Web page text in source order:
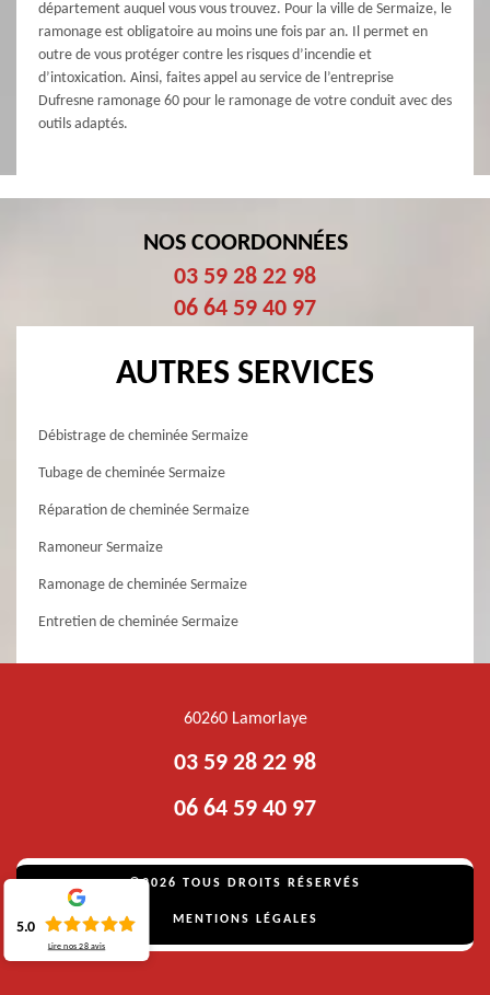
département auquel vous vous trouvez. Pour la ville de Sermaize, le
ramonage est obligatoire au moins une fois par an. Il permet en
outre de vous protéger contre les risques d’incendie et
d’intoxication. Ainsi, faites appel au service de l’entreprise
Dufresne ramonage 60 pour le ramonage de votre conduit avec des
outils adaptés.
NOS COORDONNÉES
03 59 28 22 98
06 64 59 40 97
AUTRES SERVICES
Débistrage de cheminée Sermaize
Tubage de cheminée Sermaize
Réparation de cheminée Sermaize
Ramoneur Sermaize
Ramonage de cheminée Sermaize
Entretien de cheminée Sermaize
60260 Lamorlaye
03 59 28 22 98
06 64 59 40 97
©2026 TOUS DROITS RÉSERVÉS
MENTIONS LÉGALES
5.0
Lire nos28 avis